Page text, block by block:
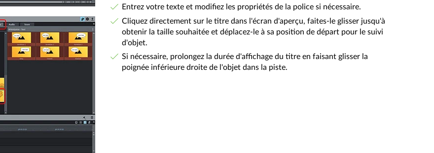
Entrez votre texte et modifiez les propriétés de la police si nécessaire.
Cliquez directement sur le titre dans l'écran d'aperçu, faites-le glisser jusqu'à
obtenir la taille souhaitée et déplacez-le à sa position de départ pour le suivi
d'objet.
Si nécessaire, prolongez la durée d'affichage du titre en faisant glisser la
poignée inférieure droite de l'objet dans la piste.